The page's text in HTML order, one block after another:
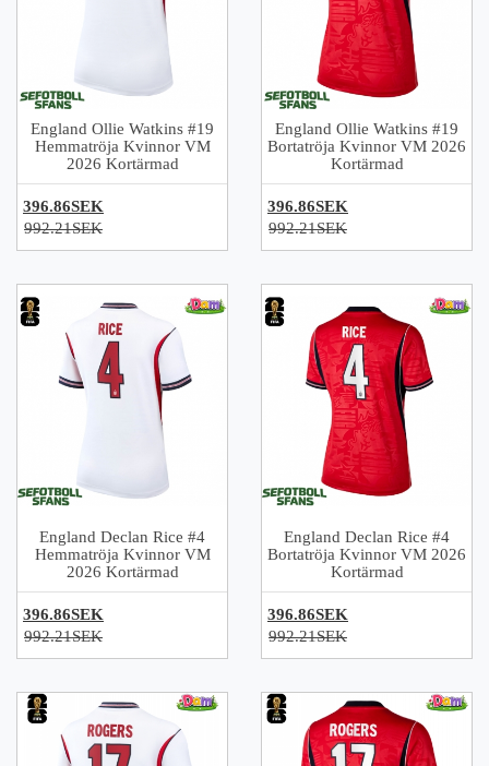
England Ollie Watkins #19
Hemmatröja Kvinnor VM
2026 Kortärmad
396.86SEK
992.21SEK
England Ollie Watkins #19
Bortatröja Kvinnor VM 2026
Kortärmad
396.86SEK
992.21SEK
England Declan Rice #4
Hemmatröja Kvinnor VM
2026 Kortärmad
396.86SEK
992.21SEK
England Declan Rice #4
Bortatröja Kvinnor VM 2026
Kortärmad
396.86SEK
992.21SEK